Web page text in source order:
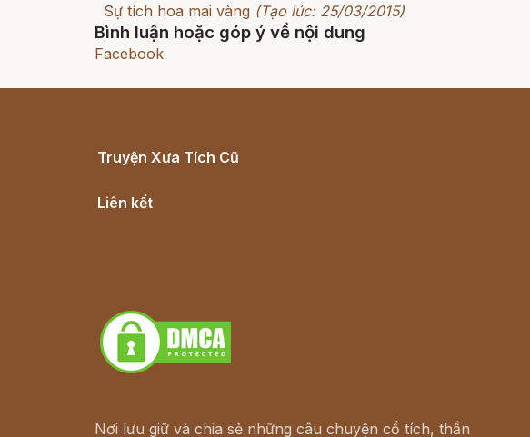
Sự tích hoa mai vàng (Tạo lúc: 25/03/2015)
Bình luận hoặc góp ý về nội dung
Facebook
Truyện Xưa Tích Cũ
Liên kết
Nơi lưu giữ và chia sẻ những câu chuyện cổ tích, thần